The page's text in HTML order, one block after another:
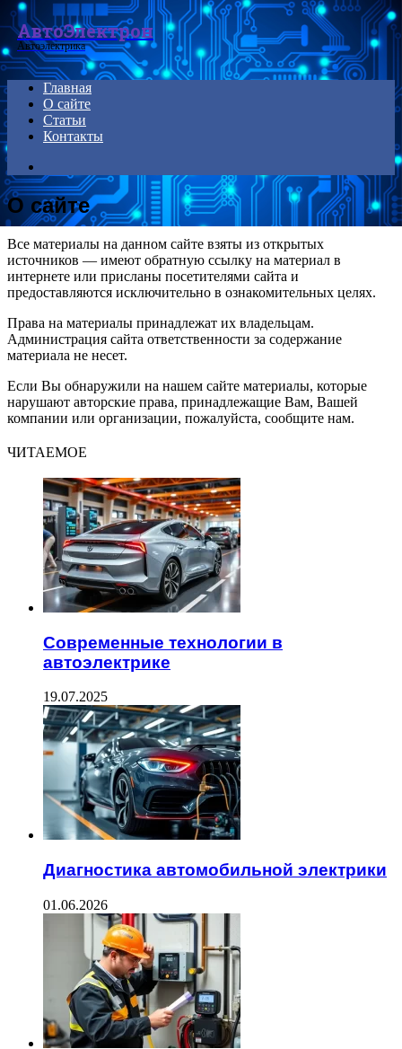
Menu
АвтоЭлектрон
Автоэлектрика
Главная
О сайте
Статьи
Контакты
for
О сайте
Все материалы на данном сайте взяты из открытых
источников — имеют обратную ссылку на материал в
интернете или присланы посетителями сайта и
предоставляются исключительно в ознакомительных целях.
Права на материалы принадлежат их владельцам.
Администрация сайта ответственности за содержание
материала не несет.
Если Вы обнаружили на нашем сайте материалы, которые
нарушают авторские права, принадлежащие Вам, Вашей
компании или организации, пожалуйста, сообщите нам.
ЧИТАЕМОЕ
Современные технологии в
автоэлектрике
19.07.2025
Диагностика автомобильной электрики
01.06.2026